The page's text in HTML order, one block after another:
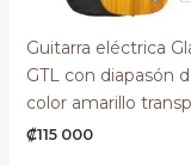
Guitarra eléctrica
GTL con diapasón
color amarillo
₡115 000